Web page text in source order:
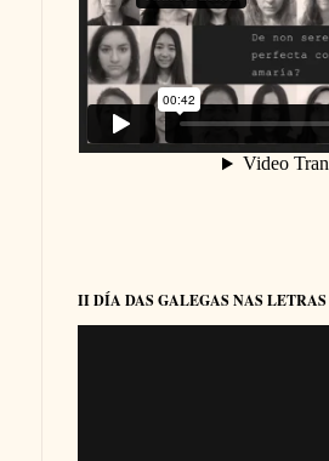
II DÍA DAS GALEGAS NAS LETRAS